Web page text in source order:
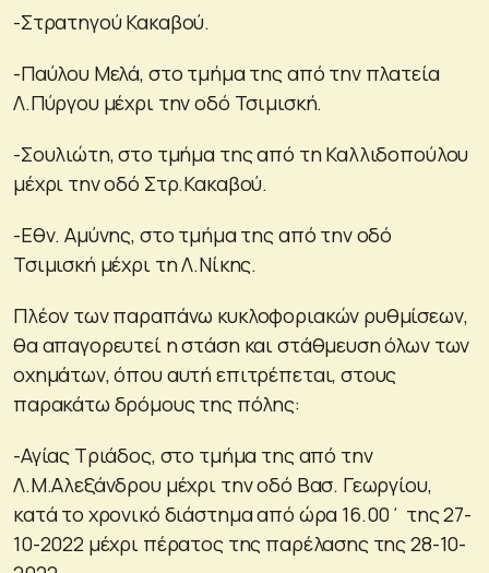
-Στρατηγού Κακαβού.
-Παύλου Μελά, στο τμήμα της από την πλατεία
Λ.Πύργου μέχρι την οδό Τσιμισκή.
-Σουλιώτη, στο τμήμα της από τη Καλλιδοπούλου
μέχρι την οδό Στρ.Κακαβού.
-Εθν. Αμύνης, στο τμήμα της από την οδό
Τσιμισκή μέχρι τη Λ.Νίκης.
Πλέον των παραπάνω κυκλοφοριακών ρυθμίσεων,
θα απαγορευτεί η στάση και στάθμευση όλων των
οχημάτων, όπου αυτή επιτρέπεται, στους
παρακάτω δρόμους της πόλης:
-Αγίας Τριάδος, στο τμήμα της από την
Λ.Μ.Αλεξάνδρου μέχρι την οδό Βασ. Γεωργίου,
κατά το χρονικό διάστημα από ώρα 16.00΄ της 27-
10-2022 μέχρι πέρατος της παρέλασης της 28-10-